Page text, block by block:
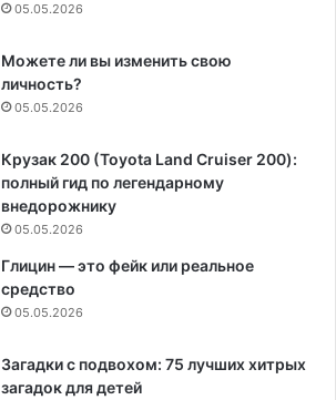
05.05.2026
Можете ли вы изменить свою
личность?
05.05.2026
Крузак 200 (Toyota Land Cruiser 200):
полный гид по легендарному
внедорожнику
05.05.2026
Глицин — это фейк или реальное
средство
05.05.2026
Загадки с подвохом: 75 лучших хитрых
загадок для детей